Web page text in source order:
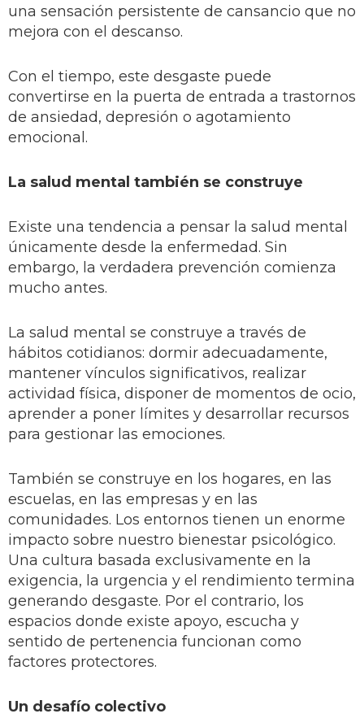
una sensación persistente de cansancio que no
mejora con el descanso.
Con el tiempo, este desgaste puede
convertirse en la puerta de entrada a trastornos
de ansiedad, depresión o agotamiento
emocional.
La salud mental también se construye
Existe una tendencia a pensar la salud mental
únicamente desde la enfermedad. Sin
embargo, la verdadera prevención comienza
mucho antes.
La salud mental se construye a través de
hábitos cotidianos: dormir adecuadamente,
mantener vínculos significativos, realizar
actividad física, disponer de momentos de ocio,
aprender a poner límites y desarrollar recursos
para gestionar las emociones.
También se construye en los hogares, en las
escuelas, en las empresas y en las
comunidades. Los entornos tienen un enorme
impacto sobre nuestro bienestar psicológico.
Una cultura basada exclusivamente en la
exigencia, la urgencia y el rendimiento termina
generando desgaste. Por el contrario, los
espacios donde existe apoyo, escucha y
sentido de pertenencia funcionan como
factores protectores.
Un desafío colectivo